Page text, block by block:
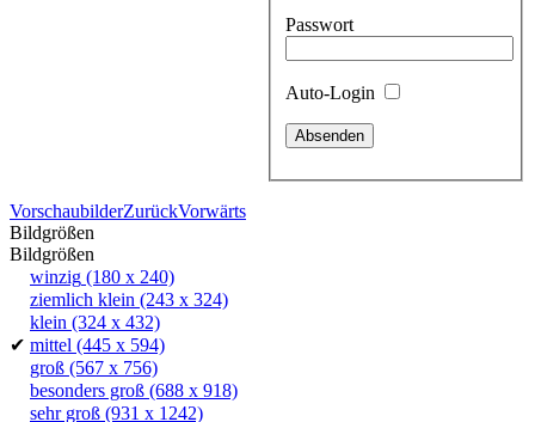
Passwort
Auto-Login
VorschaubilderZurückVorwärts
Bildgrößen
Bildgrößen
winzig (180 x 240)
ziemlich klein (243 x 324)
klein (324 x 432)
✔ mittel (445 x 594)
groß (567 x 756)
besonders groß (688 x 918)
sehr groß (931 x 1242)